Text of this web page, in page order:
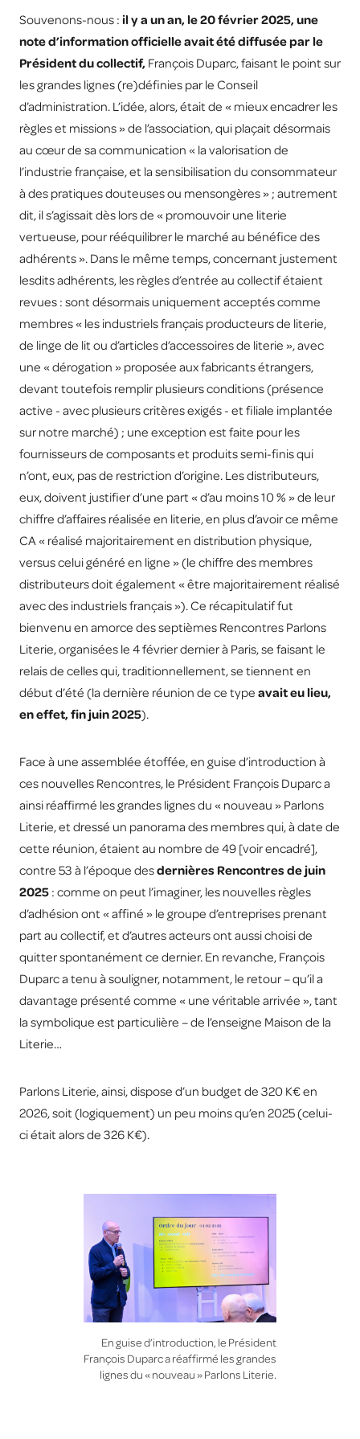
Souvenons-nous : il y a un an, le 20 février 2025, une
note d’information officielle avait été diffusée par le
Président du collectif, François Duparc, faisant le point sur
les grandes lignes (re)définies par le Conseil
d’administration. L’idée, alors, était de « mieux encadrer les
règles et missions » de l’association, qui plaçait désormais
au cœur de sa communication « la valorisation de
l’industrie française, et la sensibilisation du consommateur
à des pratiques douteuses ou mensongères » ; autrement
dit, il s’agissait dès lors de « promouvoir une literie
vertueuse, pour rééquilibrer le marché au bénéfice des
adhérents ». Dans le même temps, concernant justement
lesdits adhérents, les règles d’entrée au collectif étaient
revues : sont désormais uniquement acceptés comme
membres « les industriels français producteurs de literie,
de linge de lit ou d’articles d’accessoires de literie », avec
une « dérogation » proposée aux fabricants étrangers,
devant toutefois remplir plusieurs conditions (présence
active - avec plusieurs critères exigés - et filiale implantée
sur notre marché) ; une exception est faite pour les
fournisseurs de composants et produits semi-finis qui
n’ont, eux, pas de restriction d’origine. Les distributeurs,
eux, doivent justifier d’une part « d’au moins 10 % » de leur
chiffre d’affaires réalisée en literie, en plus d’avoir ce même
CA « réalisé majoritairement en distribution physique,
versus celui généré en ligne » (le chiffre des membres
distributeurs doit également « être majoritairement réalisé
avec des industriels français »). Ce récapitulatif fut
bienvenu en amorce des septièmes Rencontres Parlons
Literie, organisées le 4 février dernier à Paris, se faisant le
relais de celles qui, traditionnellement, se tiennent en
début d’été (la dernière réunion de ce type avait eu lieu,
en effet, fin juin 2025).
Face à une assemblée étoffée, en guise d’introduction à
ces nouvelles Rencontres, le Président François Duparc a
ainsi réaffirmé les grandes lignes du « nouveau » Parlons
Literie, et dressé un panorama des membres qui, à date de
cette réunion, étaient au nombre de 49 [voir encadré],
contre 53 à l’époque desdernières Rencontres de juin
2025 : comme on peut l’imaginer, les nouvelles règles
d’adhésion ont « affiné » le groupe d’entreprises prenant
part au collectif, et d’autres acteurs ont aussi choisi de
quitter spontanément ce dernier. En revanche, François
Duparc a tenu à souligner, notamment, le retour – qu’il a
davantage présenté comme « une véritable arrivée », tant
la symbolique est particulière – de l’enseigne Maison de la
Literie…
Parlons Literie, ainsi, dispose d’un budget de 320 K€ en
2026, soit (logiquement) un peu moins qu’en 2025 (celui-
ci était alors de 326 K€).
En guise d’introduction, le Président
François Duparc a réaffirmé les grandes
lignes du « nouveau » Parlons Literie.